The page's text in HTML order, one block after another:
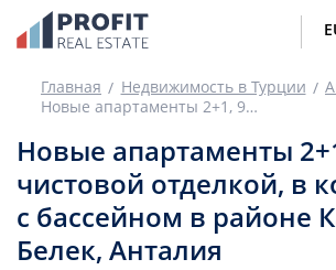
Главная Недвижимость в Турции
Новые апартаменты 2+1, 90м², с чистовой отделкой, в комплексе с бассейном в районе Кадрие, Белек, Анталия
Новые апартаменты
чистовой отделкой, в
с бассейном в районе
Белек, Анталия